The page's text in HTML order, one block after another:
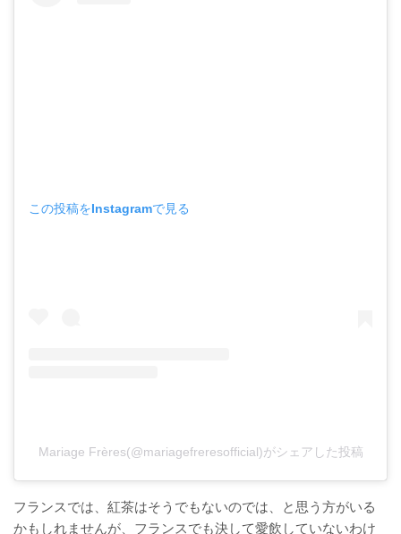
この投稿をInstagramで見る
Mariage Frères(@mariagefreresofficial)がシェアした投稿
フランスでは、紅茶はそうでもないのでは、と思う方がいる
かもしれませんが、フランスでも決して愛飲していないわけ